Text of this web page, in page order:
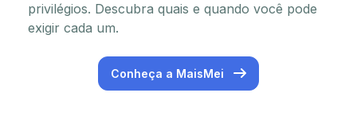
privilégios. Descubra quais e quando você pode
exigir cada um.
Conheça a MaisMei